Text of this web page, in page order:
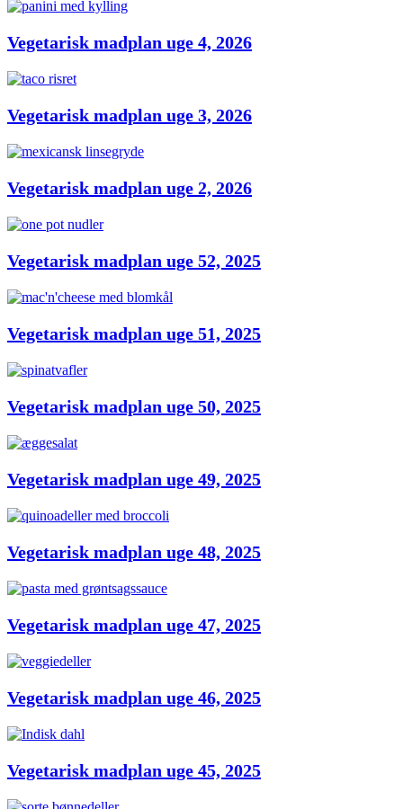
Vegetarisk madplan uge 4, 2026
Vegetarisk madplan uge 3, 2026
Vegetarisk madplan uge 2, 2026
Vegetarisk madplan uge 52, 2025
Vegetarisk madplan uge 51, 2025
Vegetarisk madplan uge 50, 2025
Vegetarisk madplan uge 49, 2025
Vegetarisk madplan uge 48, 2025
Vegetarisk madplan uge 47, 2025
Vegetarisk madplan uge 46, 2025
Vegetarisk madplan uge 45, 2025